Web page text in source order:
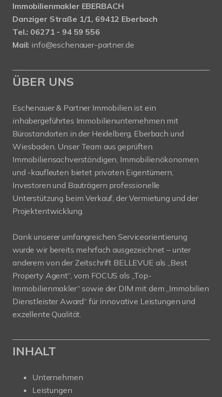
Immobilienmakler EBERBACH
Danziger Straße 1/1, 69412 Eberbach
Tel.: 06271 - 94 59 556
Mail: info@eschenauer-partner.de
ÜBER UNS
Eschenauer & Partner Immobilien ist ein
inhabergeführtes Immobilienunternehmen mit
Bürostandorten in der Heidelberg, Eberbach und
Wiesbaden. Unser Team aus geprüften
Immobiliensachverständigen, Immobilienökonomen
und -kaufleuten bietet privaten Eigentümern,
Investoren und Bauträgern professionelle
Unterstützung beim Verkauf, der Vermietung und der
Projektentwicklung.
Dank unserer umfangreichen Serviceorientierung
wurde wir bereits mehrfach ausgezeichnet – unter
anderem von der Zeitschrift BELLEVUE als „Best
Property Agent“, vom FOCUS als „Top-
Immobilienmakler“ sowie der DIM mit dem „Immobilien
Dienstleister Award“ für innovative Leistungen und
exzellente Qualität.
INHALT
Unternehmen
Leistungen